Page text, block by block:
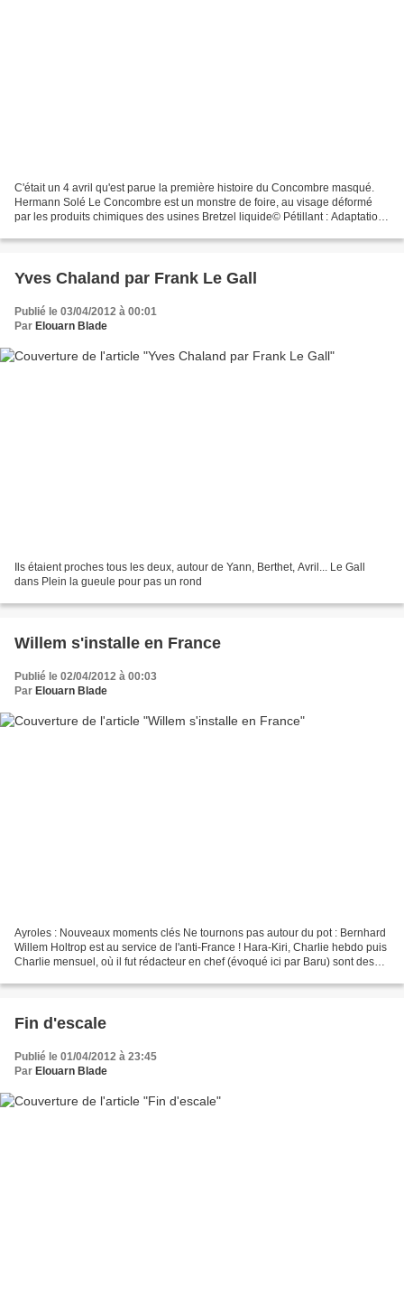
C'était un 4 avril qu'est parue la première histoire du Concombre masqué.
Hermann Solé Le Concombre est un monstre de foire, au visage déformé
par les produits chimiques des usines Bretzel liquide© Pétillant : Adaptation
Yves Chaland par Frank Le Gall
Publié le 03/04/2012 à 00:01
Par Elouarn Blade
Ils étaient proches tous les deux, autour de Yann, Berthet, Avril... Le Gall
dans Plein la gueule pour pas un rond
Willem s'installe en France
Publié le 02/04/2012 à 00:03
Par Elouarn Blade
Ayroles : Nouveaux moments clés Ne tournons pas autour du pot : Bernhard
Willem Holtrop est au service de l'anti-France ! Hara-Kiri, Charlie hebdo puis
Charlie mensuel, où il fut rédacteur en chef (évoqué ici par Baru) sont des
Fin d'escale
Publié le 01/04/2012 à 23:45
Par Elouarn Blade